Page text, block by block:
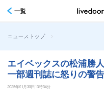
一覧
ニューストップ >
エイベックスの松浦勝
一部週刊誌に怒りの警告
2025年01月30日13時34分